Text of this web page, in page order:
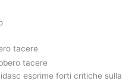
tacere
esprime forti critiche sulla